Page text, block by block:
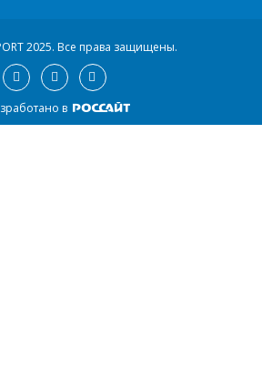
2025. Все права защищены.
в